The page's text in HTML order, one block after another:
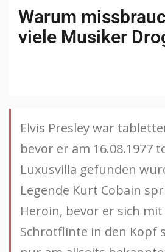
Warum
viele Musiker
Elvis Presley war
bevor er am 16.08.1977
Luxusvilla gefunden
Legende Kurt Cobain
Heroin, bevor er sich
Schrotflinte in den Kopf